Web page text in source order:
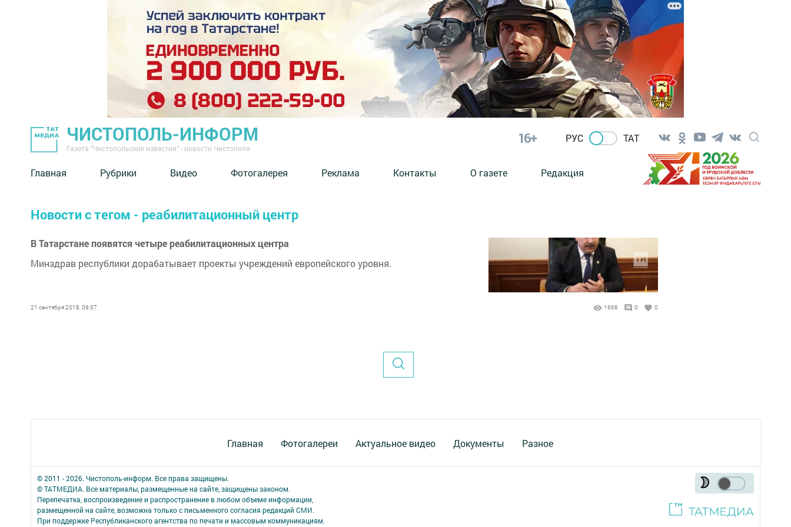
ЧИСТОПОЛЬ-ИНФОРМ
Газета "Чистопольские известия" - новости Чистополя
16+ РУС ТАТ
Главная Рубрики Видео Фотогалерея Реклама Контакты О газете Редакция
Новости с тегом - реабилитационный центр
В Татарстане появятся четыре реабилитационных центра
Минздрав республики дорабатывает проекты учреждений европейского уровня.
21 сентября 2018, 09:37 1666 0 0
Главная Фотогалереи Актуальное видео Документы Разное
© 2011 - 2026. Чистополь-информ. Все права защищены.
© ТАТМЕДИА. Все материалы, размещенные на сайте, защищены законом.
Перепечатка, воспроизведение и распространение в любом объеме информации,
размещенной на сайте, возможна только с письменного согласия редакций СМИ.
При поддержке Республиканского агентства по печати и массовым коммуникациям.